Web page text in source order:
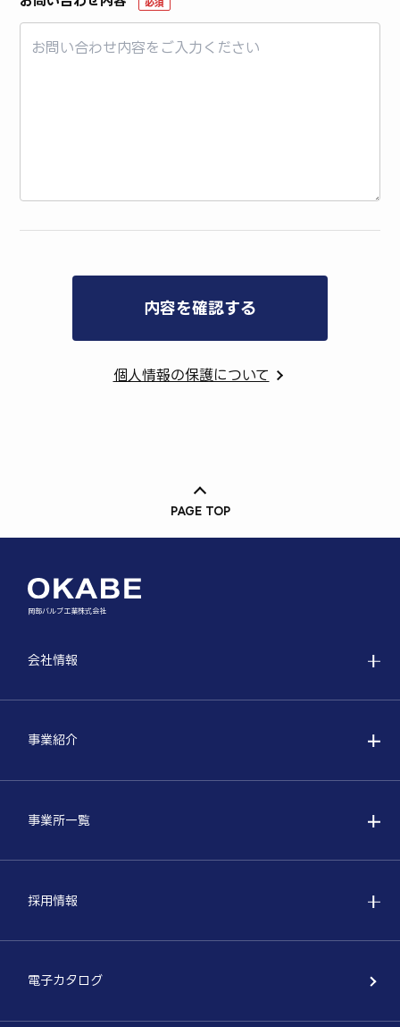
必須
個人情報の保護について
PAGE TOP
岡部バルブ工業株式会社
会社情報
事業紹介
事業所一覧
採用情報
電子カタログ